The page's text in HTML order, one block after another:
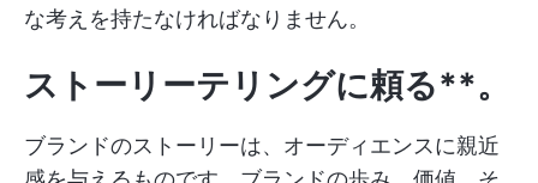
な考えを持たなければなりません。
ストーリーテリングに頼る**。
ブランドのストーリーは、オーディエンスに親近